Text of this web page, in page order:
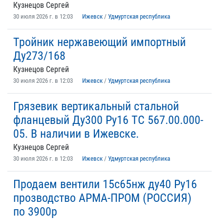
Кузнецов Сергей
30 июля 2026 г. в 12:03 Ижевск / Удмуртская республика
Тройник нержавеющий импортный
Ду273/168
Кузнецов Сергей
30 июля 2026 г. в 12:03 Ижевск / Удмуртская республика
Грязевик вертикальный стальной
фланцевый Ду300 Ру16 ТС 567.00.000-
05. В наличии в Ижевске.
Кузнецов Сергей
30 июля 2026 г. в 12:03 Ижевск / Удмуртская республика
Продаем вентили 15с65нж ду40 Ру16
прозводство АРМА-ПРОМ (РОССИЯ)
по 3900р